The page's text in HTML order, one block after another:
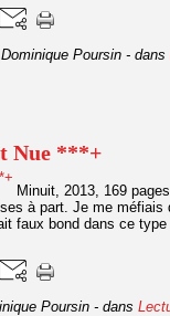
Poursin - dans
Nue ***+
Minuit, 2013, 169
à part. Je me
faux bond dans ce
Poursin - dans